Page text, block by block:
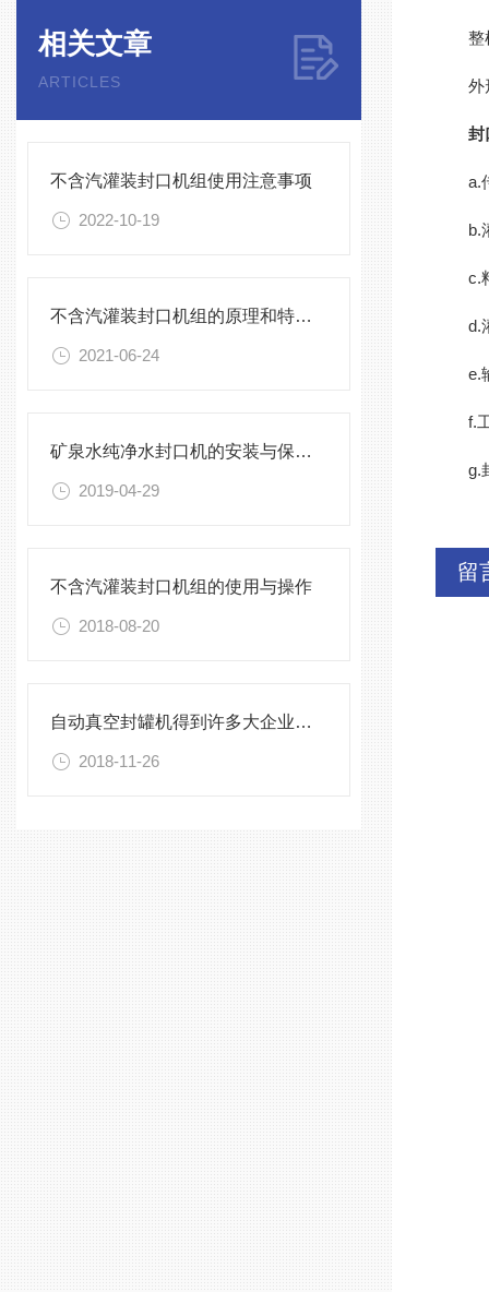
相关文章
ARTICLES
不含汽灌装封口机组使用注意事项
2022-10-19
不含汽灌装封口机组的原理和特点介绍
2021-06-24
矿泉水纯净水封口机的安装与保养，不能有一丝的马虎
2019-04-29
不含汽灌装封口机组的使用与操作
2018-08-20
自动真空封罐机得到许多大企业的青睐
2018-11-26
整机
外形
封
a.传
b.灌
c.料
d.灌
e.输
f.工
g.封
留